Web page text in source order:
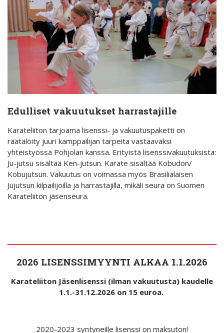
Edulliset vakuutukset harrastajille
Karateliiton tarjoama lisenssi- ja vakuutuspaketti on
räätälöity juuri kamppailijan tarpeita vastaavaksi
yhteistyössä Pohjolan kanssa. Erityistä lisenssivakuutuksista:
Ju-jutsu sisältää Ken-jutsun. Karate sisältää Kobudon/
Kobujutsun. Vakuutus on voimassa myös Brasilialaisen
Jujutsun kilpailijoilla ja harrastajilla, mikäli seura on Suomen
Karateliiton jäsenseura.
2026 LISENSSIMYYNTI ALKAA 1.1.2026
Karateliiton Jäsenlisenssi (ilman vakuutusta) kaudelle
1.1.-31.12.2026 on 15 euroa.
2020-2023 syntyneille lisenssi on maksuton!